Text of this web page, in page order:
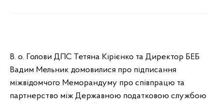
В. о. Голови ДПС Тетяна Кірієнко та Директор БЕБ
Вадим Мельник домовилися про підписання
міжвідомчого Меморандуму про співпрацю та
партнерство між Державною податковою службою